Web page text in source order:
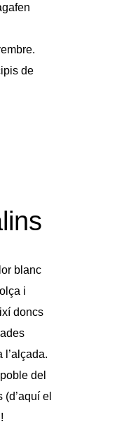
de
blanc
i
doncs
l’alçada.
del
el